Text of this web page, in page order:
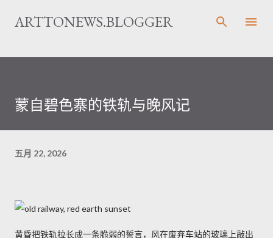
跳至主要内容
ARTTONEWS.BLOGGER
蒙自碧色寨的铁轨与晚风记
五月 22, 2026
黄昏把铁轨拉长成一条脆弱的誓言，风在废弃车站的玻璃上敲出